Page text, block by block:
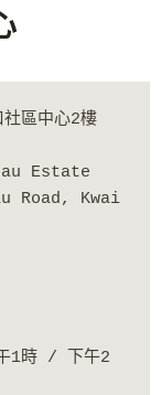
區中心2樓
Estate
Road, Kwai
午1時 / 下午2